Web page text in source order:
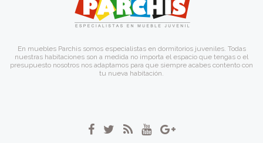
En muebles Parchis somos especialistas en dormitorios juveniles. Todas
nuestras habitaciones son a medida no importa el espacio que tengas o el
presupuesto nosotros nos adaptamos para que siempre acabes contento con
tu nueva habitación.